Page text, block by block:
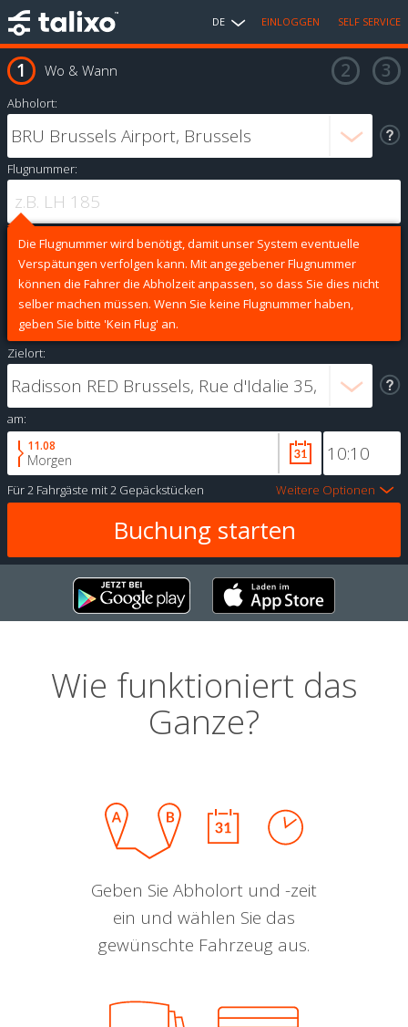
DE EINLOGGEN SELF SERVICE
Wo & Wann
Abholort:
Flugnummer:
Die Flugnummer wird benötigt, damit unser System eventuelle
Verspätungen verfolgen kann. Mit angegebener Flugnummer
können die Fahrer die Abholzeit anpassen, so dass Sie dies nicht
selber machen müssen. Wenn Sie keine Flugnummer haben,
geben Sie bitte 'Kein Flug' an.
Zielort:
am:
11.08
Morgen
Für2 Fahrgäste mit2 Gepäckstücken Weitere Optionen
Wie funktioniert das
Ganze?
Geben Sie Abholort und -zeit
ein und wählen Sie das
gewünschte Fahrzeug aus.